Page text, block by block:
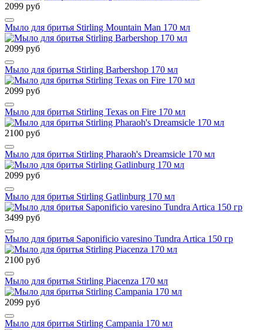
2099 руб
Мыло для бритья Stirling Mountain Man 170 мл
2099 руб
Мыло для бритья Stirling Barbershop 170 мл
2099 руб
Мыло для бритья Stirling Texas on Fire 170 мл
2100 руб
Мыло для бритья Stirling Pharaoh's Dreamsicle 170 мл
2099 руб
Мыло для бритья Stirling Gatlinburg 170 мл
3499 руб
Мыло для бритья Saponificio varesino Tundra Artica 150 гр
2100 руб
Мыло для бритья Stirling Piacenza 170 мл
2099 руб
Мыло для бритья Stirling Campania 170 мл